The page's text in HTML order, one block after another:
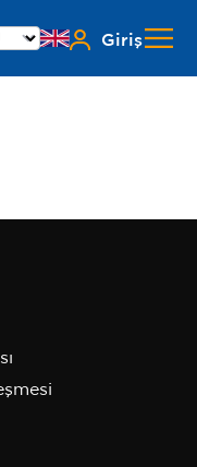
Giriş